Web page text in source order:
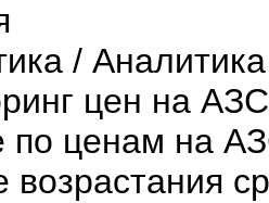
/ Аналитика
цен на
ценам на
возрастания